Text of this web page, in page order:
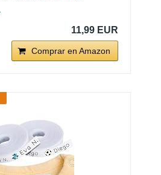
11,99 EUR
Comprar en Amazon